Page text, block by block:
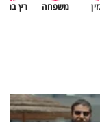
משפחה רץ